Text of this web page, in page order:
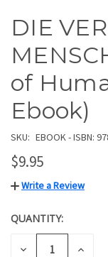
DIE
of
Ebook)
SKU: EBOOK - ISBN:
$9.95
Write a Review
CURRENT
STOCK:
QUANTITY:
DECREASE